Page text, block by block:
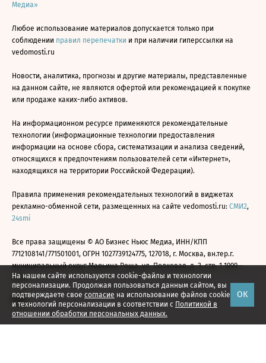
На нашем сайте используются cookie-файлы и технологии
персонализации. Продолжая пользоваться данным сайтом, вы
подтверждаете свое согласие на использование файлов cookie
и технологий персонализации в соответствии с Политикой в
отношении обработки персональных данных.
ОК
Медиа»
Любое использование материалов допускается только при
соблюдении правил перепечатки и при наличии гиперссылки на
vedomosti.ru
Новости, аналитика, прогнозы и другие материалы, представленные
на данном сайте, не являются офертой или рекомендацией к покупке
или продаже каких-либо активов.
На информационном ресурсе применяются рекомендательные
технологии (информационные технологии предоставления
информации на основе сбора, систематизации и анализа сведений,
относящихся к предпочтениям пользователей сети «Интернет»,
находящихся на территории Российской Федерации).
Правила применения рекомендательных технологий в виджетах
рекламно-обменной сети, размещенных на сайте vedomosti.ru: СМИ2,
24smi
Все права защищены © АО Бизнес Ньюс Медиа, ИНН/КПП
7712108141/771501001, ОГРН 1027739124775, 127018, г. Москва, вн.тер.г.
муниципальный округ Марьина Роща, ул. Полковая, д. 3, стр. 1 1999—
2026